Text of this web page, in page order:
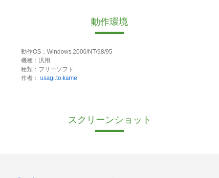
動作環境
動作OS：Windows 2000/NT/98/95
機種：汎用
種類：フリーソフト
作者： usagi.to.kame
スクリーンショット